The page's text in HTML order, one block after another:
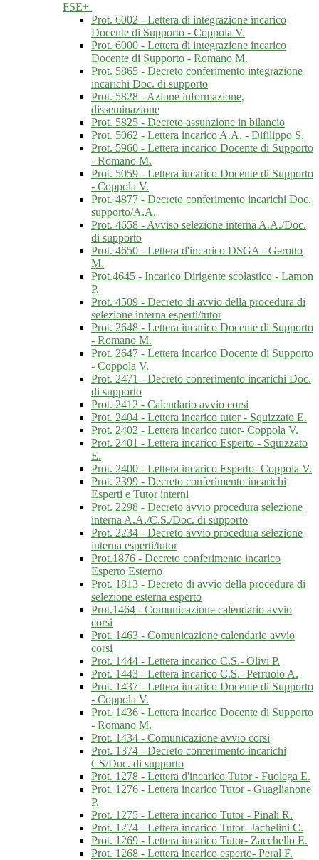
FSE+
Prot. 6002 - Lettera di integrazione incarico
Docente di Supporto - Coppola V.
Prot. 6000 - Lettera di integrazione incarico
Docente di Supporto - Romano M.
Prot. 5865 - Decreto conferimento integrazione
incarichi Doc. di supporto
Prot. 5828 - Azione informazione,
disseminazione
Prot. 5825 - Decreto assunzione in bilancio
Prot. 5062 - Lettera incarico A.A. - Difilippo S.
Prot. 5960 - Lettera incarico Docente di Supporto
- Romano M.
Prot. 5059 - Lettera incarico Docente di Supporto
- Coppola V.
Prot. 4877 - Decreto conferimento incarichi Doc.
supporto/A.A.
Prot. 4658 - Avviso selezione interna A.A./Doc.
di supporto
Prot. 4650 - Lettera d'incarico DSGA - Gerotto
M.
Prot.4645 - Incarico Dirigente scolastico - Lamon
P.
Prot. 4509 - Decreto di avvio della procedura di
selezione interna esperti/tutor
Prot. 2648 - Lettera incarico Docente di Supporto
- Romano M.
Prot. 2647 - Lettera incarico Docente di Supporto
- Coppola V.
Prot. 2471 - Decreto conferimento incarichi Doc.
di supporto
Prot. 2412 - Calendario avvio corsi
Prot. 2404 - Lettera incarico tutor - Squizzato E.
Prot. 2402 - Lettera incarico tutor- Coppola V.
Prot. 2401 - Lettera incarico Esperto - Squizzato
E.
Prot. 2400 - Lettera incarico Esperto- Coppola V.
Prot. 2399 - Decreto conferimento incarichi
Esperti e Tutor interni
Prot. 2298 - Decreto avvio procedura selezione
interna A.A./C.S./Doc. di supporto
Prot. 2234 - Decreto avvio procedura selezione
interna esperti/tutor
Prot.1876 - Decreto conferimento incarico
Esperto Esterno
Prot. 1813 - Decreto di avvio della procedura di
selezione esterna esperto
Prot.1464 - Comunicazione calendario avvio
corsi
Prot. 1463 - Comunicazione calendario avvio
corsi
Prot. 1444 - Lettera incarico C.S.- Olivi P.
Prot. 1443 - Lettera incarico C.S.- Perruolo A.
Prot. 1437 - Lettera incarico Docente di Supporto
- Coppola V.
Prot. 1436 - Lettera incarico Docente di Supporto
- Romano M.
Prot. 1434 - Comunicazione avvio corsi
Prot. 1374 - Decreto conferimento incarichi
CS/Doc. di supporto
Prot. 1278 - Lettera d'incarico Tutor - Fuolega E.
Prot. 1276 - Lettera incarico Tutor - Guaglianone
P.
Prot. 1275 - Lettera incarico Tutor - Pinali R.
Prot. 1274 - Lettera incarico Tutor- Jachelini C.
Prot. 1269 - Lettera incarico Tutor- Zacchello E.
Prot. 1268 - Lettera incarico esperto- Peral F.